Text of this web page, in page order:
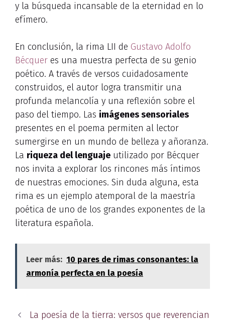
y la búsqueda incansable de la eternidad en lo
efímero.
En conclusión, la rima LII de Gustavo Adolfo
Bécquer es una muestra perfecta de su genio
poético. A través de versos cuidadosamente
construidos, el autor logra transmitir una
profunda melancolía y una reflexión sobre el
paso del tiempo. Las imágenes sensoriales
presentes en el poema permiten al lector
sumergirse en un mundo de belleza y añoranza.
La riqueza del lenguaje utilizado por Bécquer
nos invita a explorar los rincones más íntimos
de nuestras emociones. Sin duda alguna, esta
rima es un ejemplo atemporal de la maestría
poética de uno de los grandes exponentes de la
literatura española.
Leer más: 10 pares de rimas consonantes: la
armonía perfecta en la poesía
La poesía de la tierra: versos que reverencian